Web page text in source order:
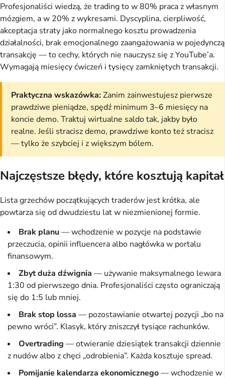
Profesjonaliści wiedzą, że trading to w 80% praca z własnym
mózgiem, a w 20% z wykresami. Dyscyplina, cierpliwość,
akceptacja straty jako normalnego kosztu prowadzenia
działalności, brak emocjonalnego zaangażowania w pojedynczą
transakcję — to cechy, których nie nauczysz się z YouTube’a.
Wymagają miesięcy ćwiczeń i tysięcy zamkniętych transakcji.
Praktyczna wskazówka:Zanim zainwestujesz pierwsze
prawdziwe pieniądze, spędź minimum 3–6 miesięcy na
koncie demo. Traktuj wirtualne saldo tak, jakby było
realne. Jeśli stracisz demo, prawdziwe konto też stracisz
— tylko że szybciej i z większym bólem.
Najczęstsze błędy, które kosztują kapitał
Lista grzechów początkujących traderów jest krótka, ale
powtarza się od dwudziestu lat w niezmienionej formie.
Brak planu— wchodzenie w pozycje na podstawie
przeczucia, opinii influencera albo nagłówka w portalu
finansowym.
Zbyt duża dźwignia — używanie maksymalnego lewara
1:30 od pierwszego dnia. Profesjonaliści często ograniczają
się do 1:5 lub mniej.
Brak stop lossa — pozostawianie otwartej pozycji „bo na
pewno wróci”. Klasyk, który zniszczył tysiące rachunków.
Overtrading — otwieranie dziesiątek transakcji dziennie
z nudów albo z chęci „odrobienia”. Każda kosztuje spread.
Pomijanie kalendarza ekonomicznego— wchodzenie w